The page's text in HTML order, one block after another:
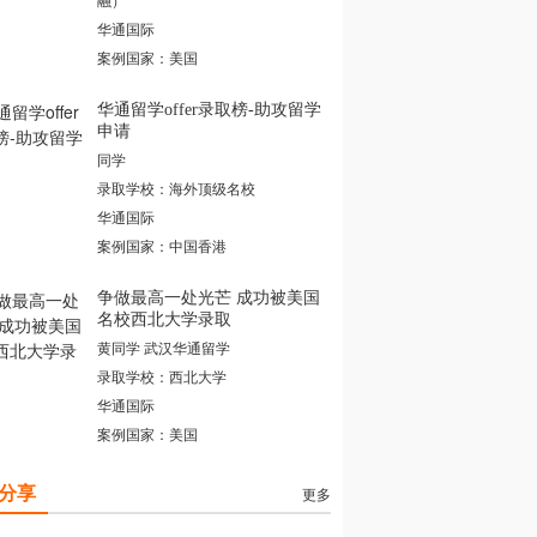
华通国际
案例国家：美国
华通留学offer录取榜-助攻留学
申请
同学
录取学校：海外顶级名校
华通国际
案例国家：中国香港
争做最高一处光芒 成功被美国
名校西北大学录取
黄同学 武汉华通留学
录取学校：西北大学
华通国际
案例国家：美国
享 更多